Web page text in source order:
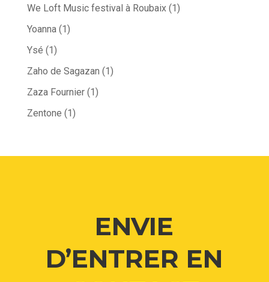
We Loft Music festival à Roubaix(1)
Yoanna(1)
Ysé (1)
Zaho de Sagazan (1)
Zaza Fournier(1)
Zentone (1)
ENVIE
D’ENTRER EN